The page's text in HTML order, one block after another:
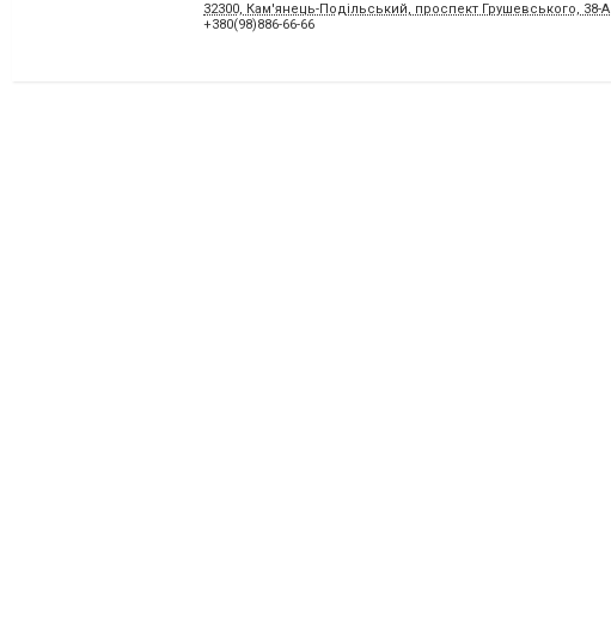
32300, Кам'янець-Подільський, проспект Грушевського, 38-А
+380(98)886-66-66